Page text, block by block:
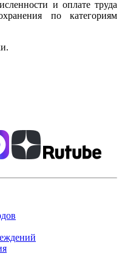
и оплате труда
по категориям